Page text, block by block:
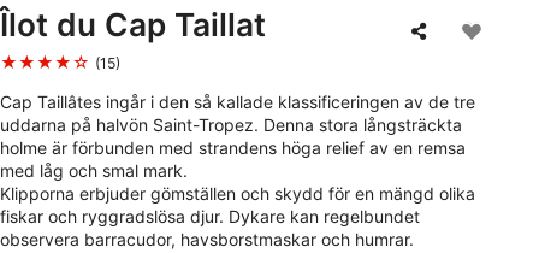
Îlot du Cap Taillat
★★★★☆ (15)
Cap Taillâtes ingår i den så kallade klassificeringen av de tre
uddarna på halvön Saint-Tropez. Denna stora långsträckta
holme är förbunden med strandens höga relief av en remsa
med låg och smal mark.
Klipporna erbjuder gömställen och skydd för en mängd olika
fiskar och ryggradslösa djur. Dykare kan regelbundet
observera barracudor, havsborstmaskar och humrar.